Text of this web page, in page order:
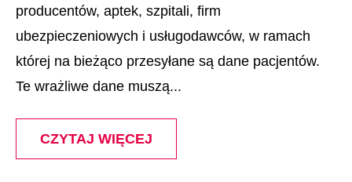
producentów, aptek, szpitali, firm
ubezpieczeniowych i usługodawców, w ramach
której na bieżąco przesyłane są dane pacjentów.
Te wrażliwe dane muszą...
CZYTAJ WIĘCEJ